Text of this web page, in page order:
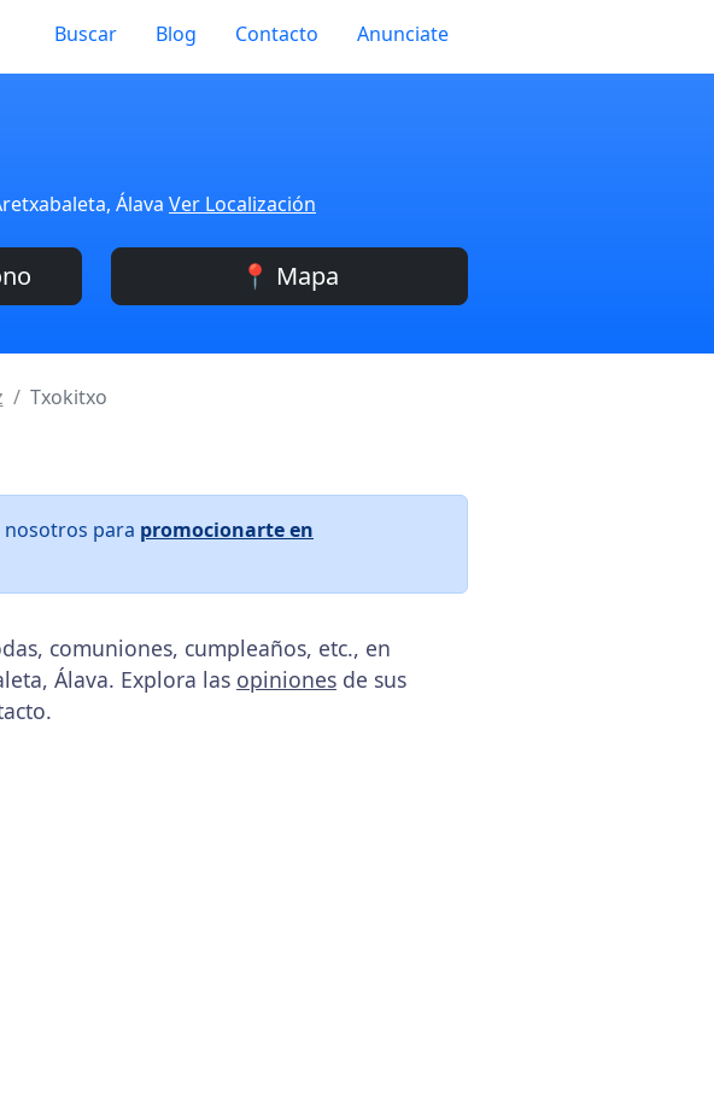
Buscar Blog Contacto Anunciate
Álava Ver Localización
📍 Mapa
Txokitxo
nosotros para promocionarte en
comuniones, cumpleaños, etc., en
Álava. Explora las opiniones de sus